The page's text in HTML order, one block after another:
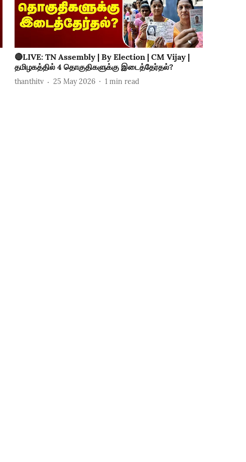
🔴LIVE: TN Assembly | By Election | CM Vijay |
தமிழகத்தில் 4 தொகுதிகளுக்கு இடைத்தேர்தல்?
thanthitv 25 May 2026 1 min read